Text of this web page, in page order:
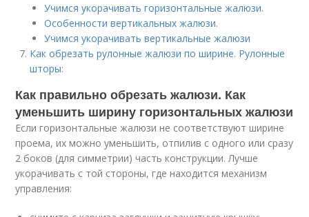
Учимся укорачивать горизонтальные жалюзи.
Особенности вертикальных жалюзи.
Учимся укорачивать вертикальные жалюзи
Как обрезать рулонные жалюзи по ширине. Рулонные
шторы:
Как правильно обрезать жалюзи. Как
уменьшить ширину горизонтальных жалюзи
Если горизонтальные жалюзи не соответствуют ширине
проема, их можно уменьшить, отпилив с одного или сразу
2 боков (для симметрии) часть конструкции. Лучше
укорачивать с той стороны, где находится механизм
управления: